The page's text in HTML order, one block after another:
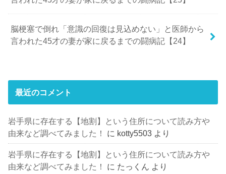
脳梗塞で倒れ「意識の回復は見込めない」と医師から
言われた45才の妻が家に戻るまでの闘病記【24】
最近のコメント
岩手県に存在する【地割】という住所について読み方や
由来など調べてみました！
に kotty5503 より
岩手県に存在する【地割】という住所について読み方や
由来など調べてみました！
に たっくん より